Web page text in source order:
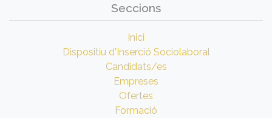
Seccions
Inici
Dispositiu d'Inserció Sociolaboral
Candidats/es
Empreses
Ofertes
Formació